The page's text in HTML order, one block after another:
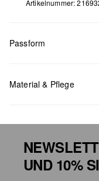
Artikelnummer:
Passform
Material & Pflege
UND 10%